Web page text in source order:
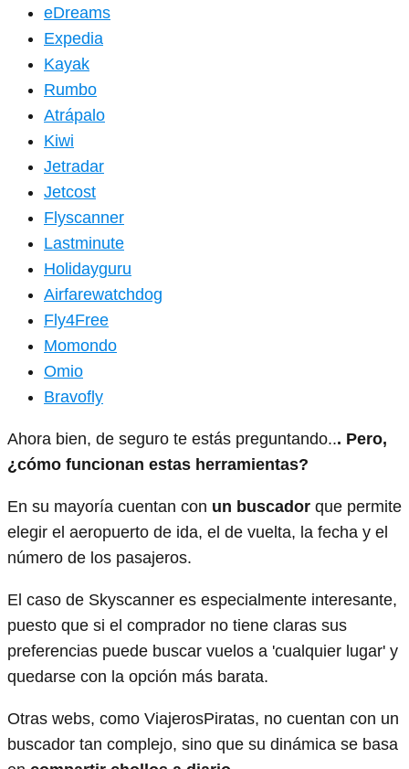
eDreams
Expedia
Kayak
Rumbo
Atrápalo
Kiwi
Jetradar
Jetcost
Flyscanner
Lastminute
Holidayguru
Airfarewatchdog
Fly4Free
Momondo
Omio
Bravofly
Ahora bien, de seguro te estás preguntando... Pero,
¿cómo funcionan estas herramientas?
En su mayoría cuentan con un buscador que permite
elegir el aeropuerto de ida, el de vuelta, la fecha y el
número de los pasajeros.
El caso de Skyscanner es especialmente interesante,
puesto que si el comprador no tiene claras sus
preferencias puede buscar vuelos a 'cualquier lugar' y
quedarse con la opción más barata.
Otras webs, como ViajerosPiratas, no cuentan con un
buscador tan complejo, sino que su dinámica se basa